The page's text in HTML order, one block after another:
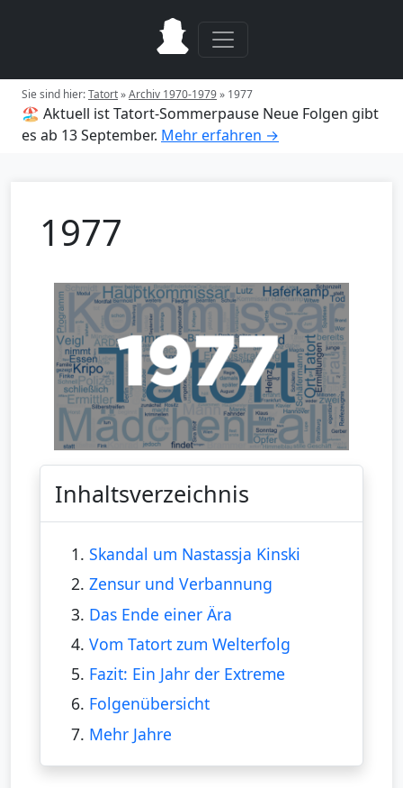
Sie sind hier:Tatort»Archiv 1970-1979» 1977
🏖️ Aktuell ist Tatort-Sommerpause Neue Folgen gibt
es ab 13 September. Mehr erfahren →
1977
Inhaltsverzeichnis
1. Skandal um Nastassja Kinski
2. Zensur und Verbannung
3. Das Ende einer Ära
4. Vom Tatort zum Welterfolg
5. Fazit: Ein Jahr der Extreme
6. Folgenübersicht
7. Mehr Jahre